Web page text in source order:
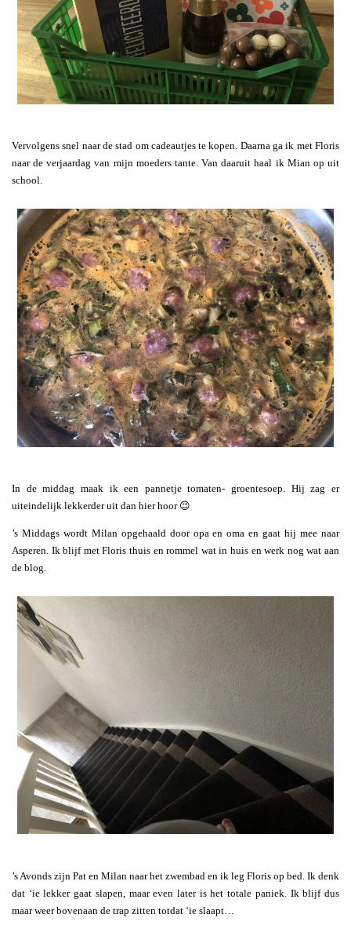
Vervolgens snel naar de stad om cadeautjes te kopen. Daarna ga ik met Floris
naar de verjaardag van mijn moeders tante. Van daaruit haal ik Mian op uit
school.
In de middag maak ik een pannetje tomaten- groentesoep. Hij zag er
uiteindelijk lekkerder uit dan hier hoor 😉
’s Middags wordt Milan opgehaald door opa en oma en gaat hij mee naar
Asperen. Ik blijf met Floris thuis en rommel wat in huis en werk nog wat aan
de blog.
’s Avonds zijn Pat en Milan naar het zwembad en ik leg Floris op bed. Ik denk
dat ‘ie lekker gaat slapen, maar even later is het totale paniek. Ik blijf dus
maar weer bovenaan de trap zitten totdat ‘ie slaapt…